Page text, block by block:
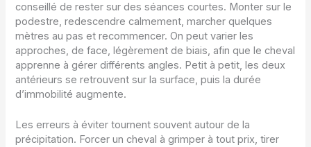
conseillé de rester sur des séances courtes. Monter sur le
podestre, redescendre calmement, marcher quelques
mètres au pas et recommencer. On peut varier les
approches, de face, légèrement de biais, afin que le cheval
apprenne à gérer différents angles. Petit à petit, les deux
antérieurs se retrouvent sur la surface, puis la durée
d’immobilité augmente.
Les erreurs à éviter tournent souvent autour de la
précipitation. Forcer un cheval à grimper à tout prix, tirer